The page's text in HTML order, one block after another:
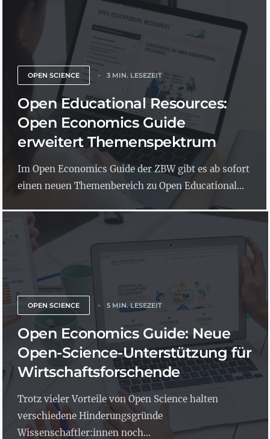
OPEN SCIENCE 3 MIN. LESEZEIT
Open Educational Resources:
Open Economics Guide
erweitert Themenspektrum
Im Open Economics Guide der ZBW gibt es ab sofort
einen neuen Themenbereich zu Open Educational...
OPEN SCIENCE 5 MIN. LESEZEIT
Open Economics Guide: Neue
Open-Science-Unterstützung für
Wirtschaftsforschende
Trotz vieler Vorteile von Open Science halten
verschiedene Hinderungsgründe
Wissenschaftler:innen noch...